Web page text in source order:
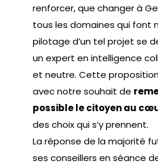
renforcer, que changer à
tous les domaines qui font
pilotage d’un tel projet se
un expert en intelligence
et neutre. Cette
avec notre souhait de
possible le citoyen au
des choix qui s’y prennent.
La réponse de la majorité
ses conseillers en séance